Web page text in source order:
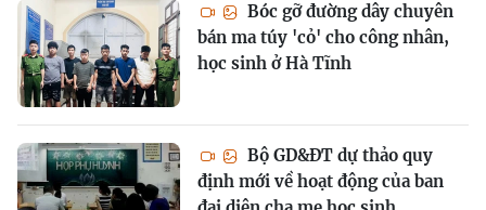
Bóc gỡ đường dây chuyên
bán ma túy 'cỏ' cho công nhân,
học sinh ở Hà Tĩnh
Bộ GD&ĐT dự thảo quy
định mới về hoạt động của ban